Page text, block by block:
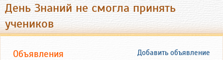
День Знаний не смогла принять
учеников
Добавить объявление
Объявления